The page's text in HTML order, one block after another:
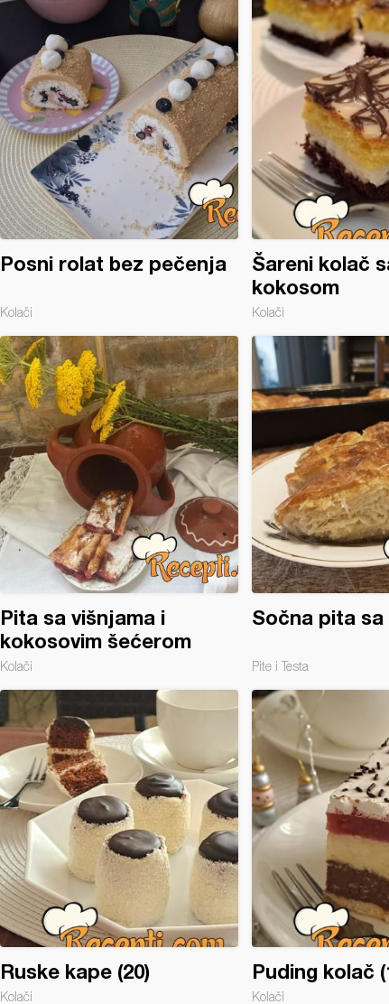
Posni rolat bez pečenja
Kolači
Šareni kolač
kokosom
Kolači
Pita sa višnjama i
kokosovim šećerom
Kolači
Sočna pita
Pite i Testa
Ruske kape (20)
Kolači
Puding kolač
Kolači